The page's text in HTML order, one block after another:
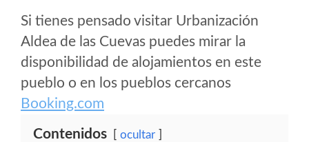
Si tienes pensado visitar Urbanización
Aldea de las Cuevas puedes mirar la
disponibilidad de alojamientos en este
pueblo o en los pueblos cercanos
Booking.com
Contenidos ocultar